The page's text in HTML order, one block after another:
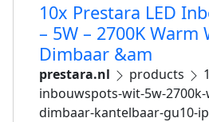
10x Prestara LED
– 5W – 2700K Warm
Dimbaar &am
prestara.nl products
inbouwspots-wit-5w-
dimbaar-kantelbaar-gu10-